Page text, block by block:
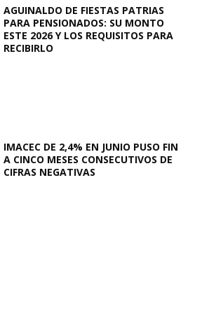
AGUINALDO DE FIESTAS PATRIAS
PARA PENSIONADOS: SU MONTO
ESTE 2026 Y LOS REQUISITOS PARA
RECIBIRLO
IMACEC DE 2,4% EN JUNIO PUSO FIN
A CINCO MESES CONSECUTIVOS DE
CIFRAS NEGATIVAS